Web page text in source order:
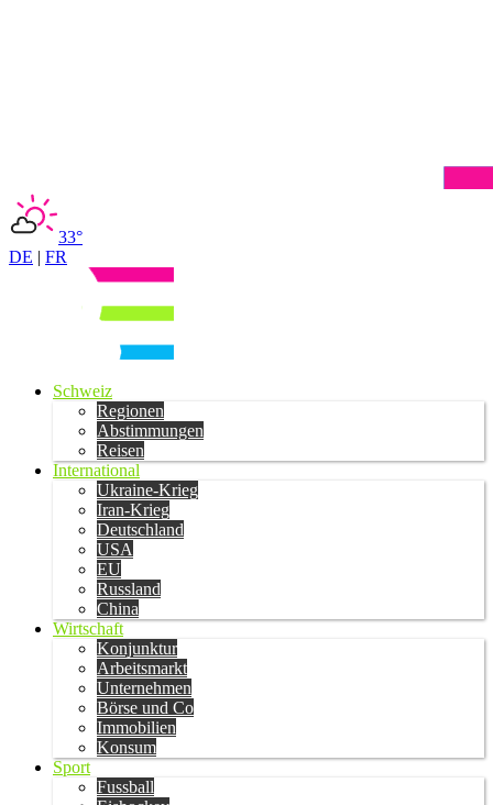
33°
DE | FR
Schweiz
Regionen
Abstimmungen
Reisen
International
Ukraine-Krieg
Iran-Krieg
Deutschland
USA
EU
Russland
China
Wirtschaft
Konjunktur
Arbeitsmarkt
Unternehmen
Börse und Co
Immobilien
Konsum
Sport
Fussball